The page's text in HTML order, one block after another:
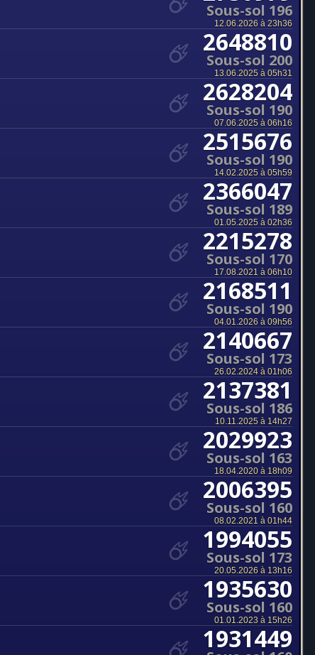
Sous-sol 196
12.06.2026 à 23h36
2648810
Sous-sol 200
13.06.2025 à 05h31
2628204
Sous-sol 190
07.06.2025 à 06h16
2515676
Sous-sol 190
14.02.2025 à 05h59
2366047
Sous-sol 189
01.05.2025 à 02h36
2215278
Sous-sol 170
17.08.2021 à 06h10
2168511
Sous-sol 190
04.01.2026 à 09h56
2140667
Sous-sol 173
26.02.2024 à 01h06
2137381
Sous-sol 186
10.11.2025 à 14h27
2029923
Sous-sol 163
18.04.2020 à 18h09
2006395
Sous-sol 160
08.02.2021 à 01h44
1994055
Sous-sol 173
20.05.2026 à 13h16
1935630
Sous-sol 160
01.01.2023 à 15h26
1931449